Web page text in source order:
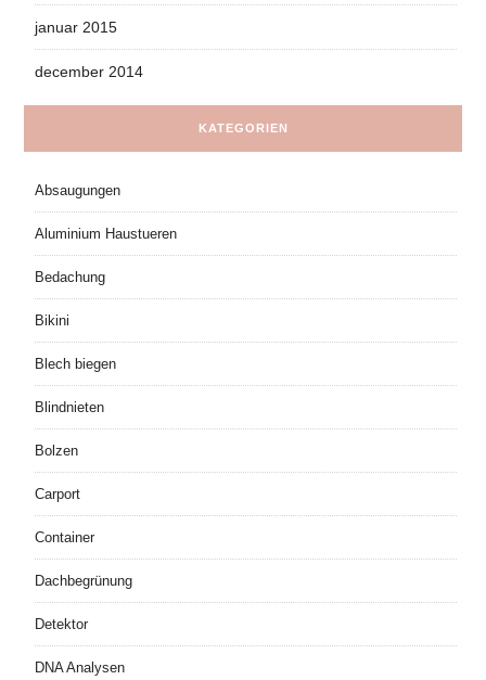
januar 2015
december 2014
KATEGORIEN
Absaugungen
Aluminium Haustueren
Bedachung
Bikini
Blech biegen
Blindnieten
Bolzen
Carport
Container
Dachbegrünung
Detektor
DNA Analysen